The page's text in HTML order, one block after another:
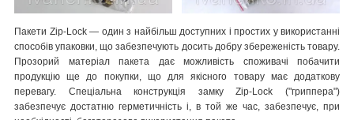
Пакети Zip-Lock ― один з найбільш доступних і простих у використанні
способів упаковки, що забезпечують досить добру збереженість товару.
Прозорий матеріал пакета дає можливість споживачі побачити
продукцію ще до покупки, що для якісного товару має додаткову
перевагу. Спеціальна конструкція замку Zip-Lock ("гриппера")
забезпечує достатню герметичність і, в той же час, забезпечує, при